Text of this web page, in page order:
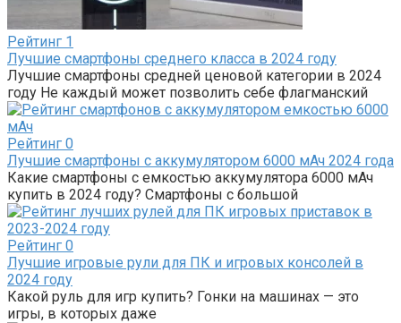
Рейтинг 1
Лучшие смартфоны среднего класса в 2024 году
Лучшие смартфоны средней ценовой категории в 2024
году Не каждый может позволить себе флагманский
Рейтинг 0
Лучшие смартфоны с аккумулятором 6000 мАч 2024 года
Какие смартфоны с емкостью аккумулятора 6000 мАч
купить в 2024 году? Смартфоны с большой
Рейтинг 0
Лучшие игровые рули для ПК и игровых консолей в
2024 году
Какой руль для игр купить? Гонки на машинах — это
игры, в которых даже